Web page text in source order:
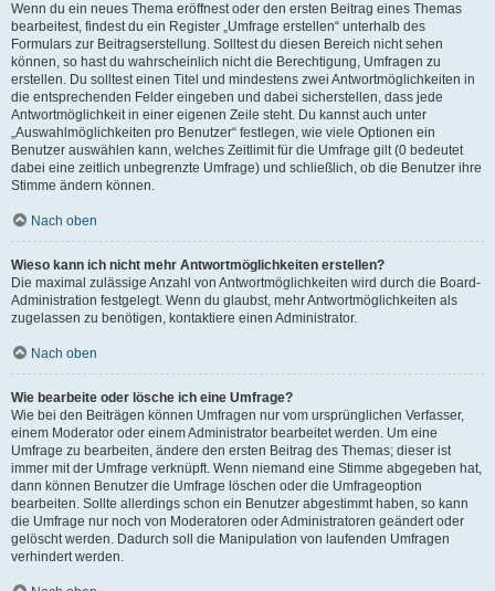
Wenn du ein neues Thema eröffnest oder den ersten Beitrag eines Themas
bearbeitest, findest du ein Register „Umfrage erstellen“ unterhalb des
Formulars zur Beitragserstellung. Solltest du diesen Bereich nicht sehen
können, so hast du wahrscheinlich nicht die Berechtigung, Umfragen zu
erstellen. Du solltest einen Titel und mindestens zwei Antwortmöglichkeiten in
die entsprechenden Felder eingeben und dabei sicherstellen, dass jede
Antwortmöglichkeit in einer eigenen Zeile steht. Du kannst auch unter
„Auswahlmöglichkeiten pro Benutzer“ festlegen, wie viele Optionen ein
Benutzer auswählen kann, welches Zeitlimit für die Umfrage gilt (0 bedeutet
dabei eine zeitlich unbegrenzte Umfrage) und schließlich, ob die Benutzer ihre
Stimme ändern können.
Nach oben
Wieso kann ich nicht mehr Antwortmöglichkeiten erstellen?
Die maximal zulässige Anzahl von Antwortmöglichkeiten wird durch die Board-
Administration festgelegt. Wenn du glaubst, mehr Antwortmöglichkeiten als
zugelassen zu benötigen, kontaktiere einen Administrator.
Nach oben
Wie bearbeite oder lösche ich eine Umfrage?
Wie bei den Beiträgen können Umfragen nur vom ursprünglichen Verfasser,
einem Moderator oder einem Administrator bearbeitet werden. Um eine
Umfrage zu bearbeiten, ändere den ersten Beitrag des Themas; dieser ist
immer mit der Umfrage verknüpft. Wenn niemand eine Stimme abgegeben hat,
dann können Benutzer die Umfrage löschen oder die Umfrageoption
bearbeiten. Sollte allerdings schon ein Benutzer abgestimmt haben, so kann
die Umfrage nur noch von Moderatoren oder Administratoren geändert oder
gelöscht werden. Dadurch soll die Manipulation von laufenden Umfragen
verhindert werden.